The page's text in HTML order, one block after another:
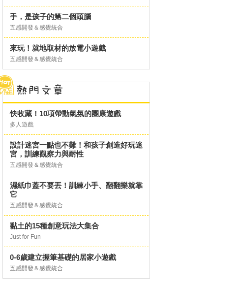
手，是孩子的第二個頭腦
五感開發＆感覺統合
來玩！就地取材的放電小遊戲
五感開發＆感覺統合
快收藏！10項帶動氣氛的團康遊戲
多人遊戲
設計迷宮一點也不難！和孩子創造好玩迷
宮，訓練觀察力與耐性
五感開發＆感覺統合
濕紙巾蓋不要丟！訓練小手、翻翻樂就靠
它
五感開發＆感覺統合
黏土的15種創意玩法大集合
Just for Fun
0-6歲建立握筆基礎的居家小遊戲
五感開發＆感覺統合